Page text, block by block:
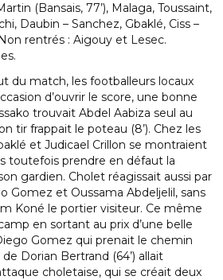
(Bansais, 77’), Malaga, Toussaint,
Daubin – Sanchez, Gbaklé, Ciss –
rentrés : Aigouy et Lesec.
du match, les footballeurs locaux
d’ouvrir le score, une bonne
trouvait Abdel Aabiza seul au
tir frappait le poteau (8’). Chez les
et Judicael Crillon se montraient
toutefois prendre en défaut la
gardien. Cholet réagissait aussi par
Gomez et Oussama Abdeljelil, sans
Koné le portier visiteur. Ce même
en sortant au prix d’une belle
Gomez qui prenait le chemin
de Dorian Bertrand (64’) allait
choletaise, qui se créait deux